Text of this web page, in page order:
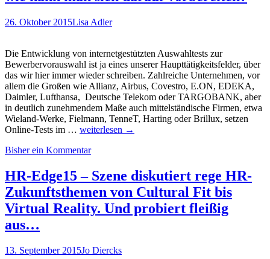
auf
26. Oktober 2015Lisa Adler
Die Entwicklung von internetgestützten Auswahltests zur
Bewerbervorauswahl ist ja eines unserer Haupttätigkeitsfelder, über
das wir hier immer wieder schreiben. Zahlreiche Unternehmen, vor
allem die Großen wie Allianz, Airbus, Covestro, E.ON, EDEKA,
Daimler, Lufthansa, Deutsche Telekom oder TARGOBANK, aber
in deutlich zunehmendem Maße auch mittelständische Firmen, etwa
Wieland-Werke, Fielmann, TenneT, Harting oder Brillux, setzen
Online-Tests im … Online-
–
das?
Und
wie
kann
darauf
weiterlesen →
Bisher ein Kommentar
HR-Edge15 – Szene diskutiert rege HR-
Zukunftsthemen von Cultural Fit bis
Virtual Reality. Und probiert fleißig
aus…
13. September 2015Jo Diercks